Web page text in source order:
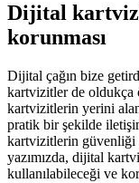
Dijital
korunması
Dijital çağın bize
kartvizitler de oldukça
kartvizitlerin yerini
pratik bir şekilde
kartvizitlerin güvenliği
yazımızda, dijital
kullanılabileceği ve